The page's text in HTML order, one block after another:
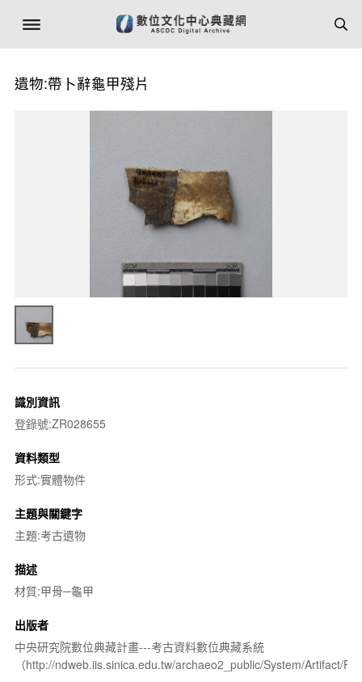
遺物:帶卜辭龜甲殘片
識別資訊
登錄號:ZR028655
資料類型
形式:實體物件
主題與關鍵字
主題:考古遺物
描述
材質:甲骨─龜甲
出版者
中央研究院數位典藏計畫---考古資料數位典藏系統
（http://ndweb.iis.sinica.edu.tw/archaeo2_public/System/Artifact/